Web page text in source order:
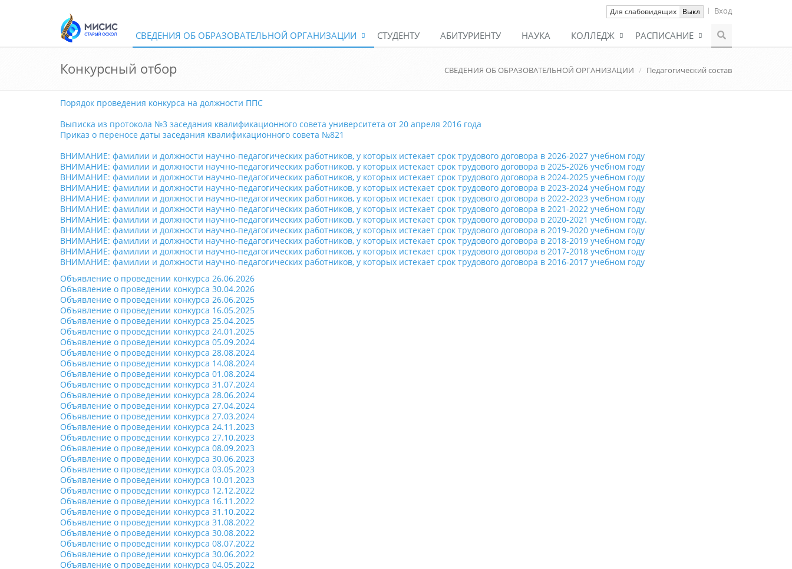
Для слабовидящих Выкл Вход
СВЕДЕНИЯ ОБ ОБРАЗОВАТЕЛЬНОЙ ОРГАНИЗАЦИИ СТУДЕНТУ АБИТУРИЕНТУ НАУКА КОЛЛЕДЖ РАСПИСАНИЕ
Конкурсный отбор СВЕДЕНИЯ ОБ ОБРАЗОВАТЕЛЬНОЙ ОРГАНИЗАЦИИ Педагогический состав
Порядок проведения конкурса на должности ППС
Выписка из протокола №3 заседания квалификационного совета университета от 20 апреля 2016 года
Приказ о переносе даты заседания квалификационного совета №821
ВНИМАНИЕ: фамилии и должности научно-педагогических работников, у которых истекает срок трудового договора в 2026-2027 учебном году
ВНИМАНИЕ: фамилии и должности научно-педагогических работников, у которых истекает срок трудового договора в 2025-2026 учебном году
ВНИМАНИЕ: фамилии и должности научно-педагогических работников, у которых истекает срок трудового договора в 2024-2025 учебном году
ВНИМАНИЕ: фамилии и должности научно-педагогических работников, у которых истекает срок трудового договора в 2023-2024 учебном году
ВНИМАНИЕ: фамилии и должности научно-педагогических работников, у которых истекает срок трудового договора в 2022-2023 учебном году
ВНИМАНИЕ: фамилии и должности научно-педагогических работников, у которых истекает срок трудового договора в 2021-2022 учебном году
ВНИМАНИЕ: фамилии и должности научно-педагогических работников, у которых истекает срок трудового договора в 2020-2021 учебном году.
ВНИМАНИЕ: фамилии и должности научно-педагогических работников, у которых истекает срок трудового договора в 2019-2020 учебном году
ВНИМАНИЕ: фамилии и должности научно-педагогических работников, у которых истекает срок трудового договора в 2018-2019 учебном году
ВНИМАНИЕ: фамилии и должности научно-педагогических работников, у которых истекает срок трудового договора в 2017-2018 учебном году
ВНИМАНИЕ: фамилии и должности научно-педагогических работников, у которых истекает срок трудового договора в 2016-2017 учебном году
Объявление о проведении конкурса 26.06.2026
Объявление о проведении конкурса 30.04.2026
Объявление о проведении конкурса 26.06.2025
Объявление о проведении конкурса 16.05.2025
Объявление о проведении конкурса 25.04.2025
Объявление о проведении конкурса 24.01.2025
Объявление о проведении конкурса 05.09.2024
Объявление о проведении конкурса 28.08.2024
Объявление о проведении конкурса 14.08.2024
Объявление о проведении конкурса 01.08.2024
Объявление о проведении конкурса 31.07.2024
Объявление о проведении конкурса 28.06.2024
Объявление о проведении конкурса 27.04.2024
Объявление о проведении конкурса 27.03.2024
Объявление о проведении конкурса 24.11.2023
Объявление о проведении конкурса 27.10.2023
Объявление о проведении конкурса 08.09.2023
Объявление о проведении конкурса 30.06.2023
Объявление о проведении конкурса 03.05.2023
Объявление о проведении конкурса 10.01.2023
Объявление о проведении конкурса 12.12.2022
Объявление о проведении конкурса 16.11.2022
Объявление о проведении конкурса 31.10.2022
Объявление о проведении конкурса 31.08.2022
Объявление о проведении конкурса 30.08.2022
Объявление о проведении конкурса 08.07.2022
Объявление о проведении конкурса 30.06.2022
Объявление о проведении конкурса 04.05.2022